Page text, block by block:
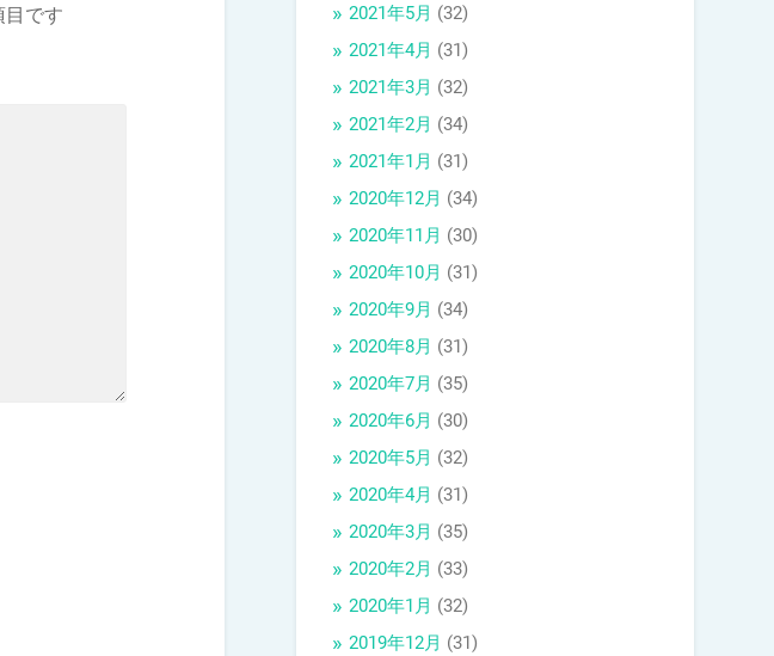
目です
2021年5月 (32)
2021年4月 (31)
2021年3月 (32)
2021年2月 (34)
2021年1月 (31)
2020年12月 (34)
2020年11月 (30)
2020年10月 (31)
2020年9月 (34)
2020年8月 (31)
2020年7月 (35)
2020年6月 (30)
2020年5月 (32)
2020年4月 (31)
2020年3月 (35)
2020年2月 (33)
2020年1月 (32)
2019年12月 (31)